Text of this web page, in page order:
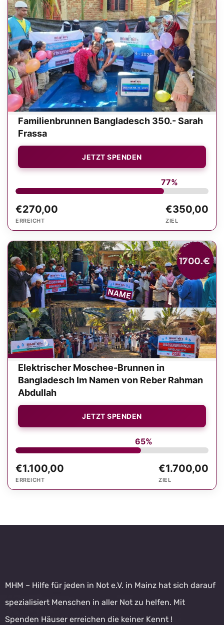
Familienbrunnen Bangladesch 350.- Sarah
Frassa
JETZT SPENDEN
77%
€270,00
ERREICHT
€350,00
ZIEL
Elektrischer Moschee-Brunnen in
Bangladesch Im Namen von Reber Rahman
Abdullah
JETZT SPENDEN
65%
€1.100,00
ERREICHT
€1.700,00
ZIEL
MHM – Hilfe für jeden in Not e.V. in Mainz hat sich darauf
spezialisiert Menschen in aller Not zu helfen. Mit
Spenden Häuser erreichen die keiner Kennt !